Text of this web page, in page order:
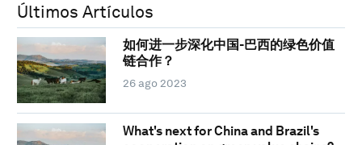
Últimos Artículos
如何进一步深化中国-巴西的绿色价值
链合作？
26 ago 2023
What's next for China and Brazil's